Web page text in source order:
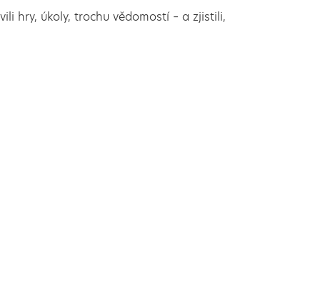
hry, úkoly, trochu vědomostí – a zjistili,